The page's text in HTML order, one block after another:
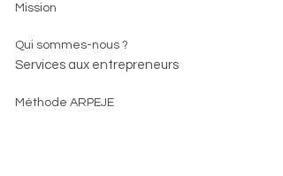
Mission
Qui sommes-nous ?
Services aux entrepreneurs
Méthode ARPEJE